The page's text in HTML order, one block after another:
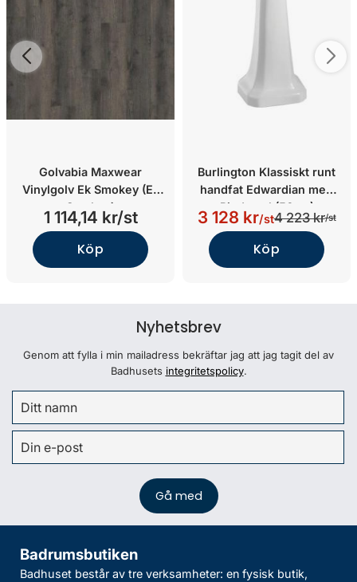
Golvabia Maxwear
Vinylgolv Ek Smokey (Ek
Smokey)
1 114,14 kr/st
Köp
Burlington Klassiskt runt
handfat Edwardian med
Piedestal (56cm)
3 128 kr/st4 223 kr/st
Köp
Nyhetsbrev
Genom att fylla i min mailadress bekräftar jag att jag tagit del av
Badhusets integritetspolicy.
Badrumsbutiken
Badhuset består av tre verksamheter: en fysisk butik,